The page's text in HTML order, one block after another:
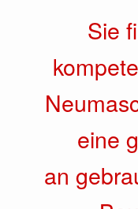
Sie
eine
an